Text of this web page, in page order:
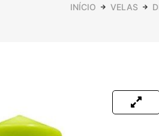
INÍCIO VELAS